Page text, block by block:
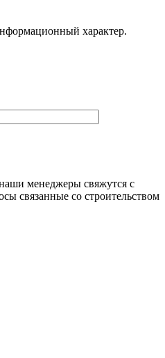
характер.
менеджеры свяжутся с
связанные со строительством